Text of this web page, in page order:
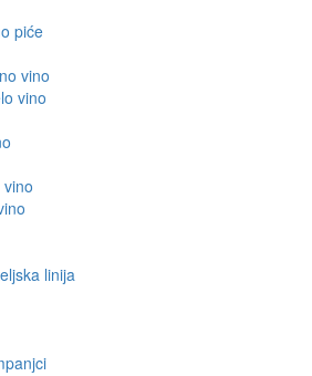
piće
vino
vino
linija